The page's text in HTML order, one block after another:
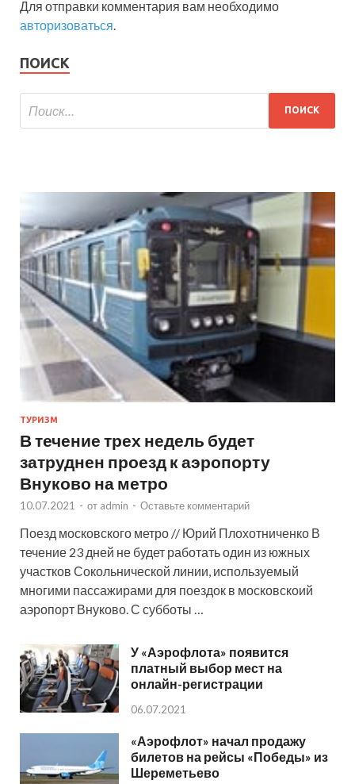
Для отправки комментария вам необходимо
авторизоваться
ПОИСК
ТУРИЗМ
В течение трех недель будет
затруднен проезд к аэропорту
Внуково на метро
10.07.2021 - от admin - Оставьте комментарий
Поезд московского метро // Юрий Плохотниченко В
течение 23 дней не будет работать один из южных
участков Сокольнической линии, используемый
многими пассажирами для поездок в московскоий
аэропорт Внуково. С субботы …
У «Аэрофлота» появится
платный выбор мест на
онлайн-регистрации
06.07.2021
«Аэрофлот» начал продажу
билетов на рейсы «Победы» из
Шереметьево